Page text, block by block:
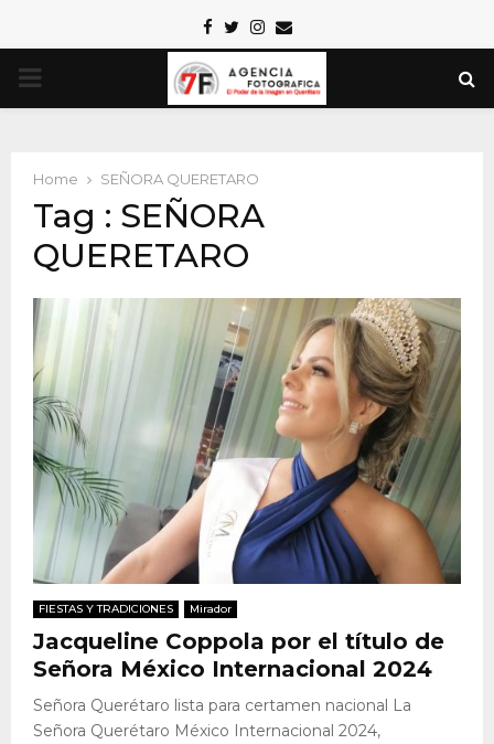
Facebook
TwitterInstagram
Email
PRIMARY
Home SEÑORA QUERETARO
Tag : SEÑORA
QUERETARO
FIESTAS Y TRADICIONES Mirador
Jacqueline Coppola por el título de
Señora México Internacional 2024
Señora Querétaro lista para certamen nacional La
Señora Querétaro México Internacional 2024,